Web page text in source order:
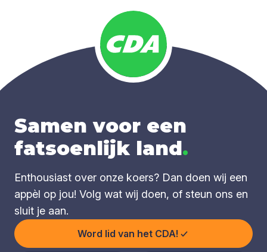
Samen voor een
fatsoenlijk land.
Enthousiast over onze koers? Dan doen wij een
appèl op jou! Volg wat wij doen, of steun ons en
sluit je aan.
Word lid van het CDA!